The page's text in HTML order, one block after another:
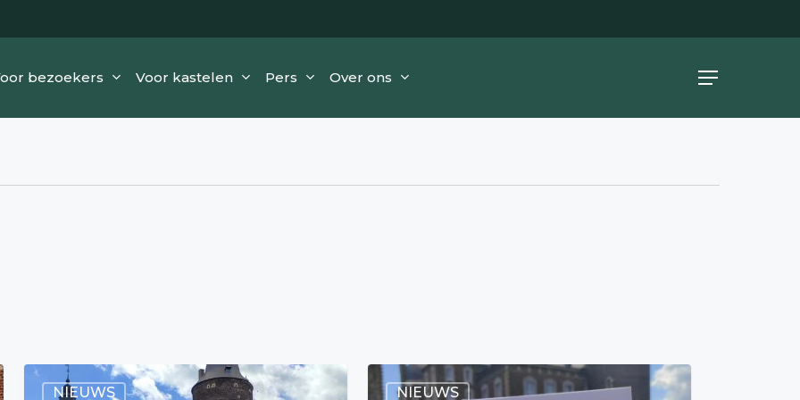
bezoekers Voor kastelen Pers Over ons Menu
NIEUWS NIEUWS